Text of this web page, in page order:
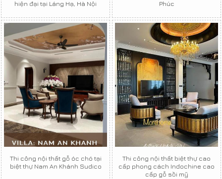
hiện đại tại Láng Hạ, Hà Nội Phúc
Thi công nội thất gỗ óc chó tại
biệt thự Nam An Khánh Sudico
Thi công nội thất biệt thự cao
cấp phong cách Indochine cao
cấp gỗ sồi mỹ